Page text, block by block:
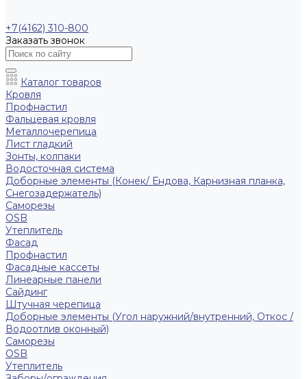
+7(4162) 310-800
Заказать звонок
Каталог товаров
Кровля
Профнастил
Фальцевая кровля
Металлочерепица
Лист гладкий
Зонты, колпаки
Водосточная система
Доборные элементы (Конек/ Ендова, Карнизная планка,
Снегозадержатель)
Саморезы
ОSB
Утеплитель
Фасад
Профнастил
Фасадные кассеты
Линеарные панели
Сайдинг
Штучная черепица
Доборные элементы (Угол наружний/внутренний, Откос /
Водоотлив оконный)
Саморезы
OSB
Утеплитель